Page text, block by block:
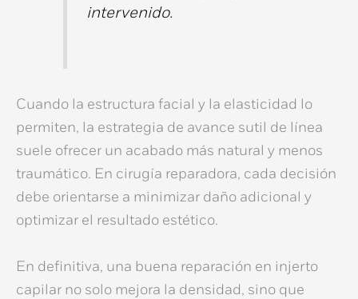
intervenido.
Cuando la estructura facial y la elasticidad lo
permiten, la estrategia de avance sutil de línea
suele ofrecer un acabado más natural y menos
traumático. En cirugía reparadora, cada decisión
debe orientarse a minimizar daño adicional y
optimizar el resultado estético.
En definitiva, una buena reparación en injerto
capilar no solo mejora la densidad, sino que